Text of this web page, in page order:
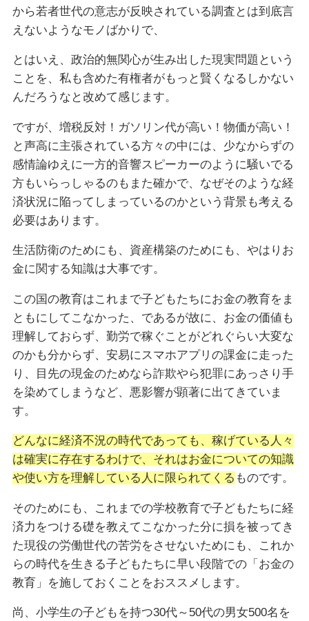
から若者世代の意志が反映されている調査とは到底言
えないようなモノばかりで、
とはいえ、政治的無関心が生み出した現実問題という
ことを、私も含めた有権者がもっと賢くなるしかない
んだろうなと改めて感じます。
ですが、増税反対！ガソリン代が高い！物価が高い！
と声高に主張されている方々の中には、少なからずの
感情論ゆえに一方的音響スピーカーのように騒いでる
方もいらっしゃるのもまた確かで、なぜそのような経
済状況に陥ってしまっているのかという背景も考える
必要はあります。
生活防衛のためにも、資産構築のためにも、やはりお
金に関する知識は大事です。
この国の教育はこれまで子どもたちにお金の教育をま
ともにしてこなかった、であるが故に、お金の価値も
理解しておらず、勤労で稼ぐことがどれぐらい大変な
のかも分からず、安易にスマホアプリの課金に走った
り、目先の現金のためなら詐欺やら犯罪にあっさり手
を染めてしまうなど、悪影響が顕著に出てきていま
す。
どんなに経済不況の時代であっても、稼げている人々
は確実に存在するわけで、それはお金についての知識
や使い方を理解している人に限られてくる ものです。
そのためにも、これまでの学校教育で子どもたちに経
済力をつける礎を教えてこなかった分に損を被ってき
た現役の労働世代の苦労をさせないためにも、これか
らの時代を生きる子どもたちに早い段階での「お金の
教育」を施しておくことをおススメします。
尚、小学生の子どもを持つ30代～50代の男女500名を